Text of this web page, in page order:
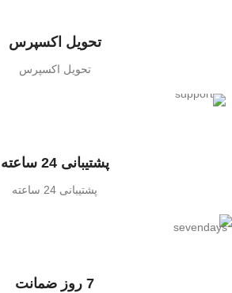
تحویل اکسپرس
تحویل اکسپرس
پشتیبانی 24 ساعته
پشتیبانی 24 ساعته
7 روز ضمانت